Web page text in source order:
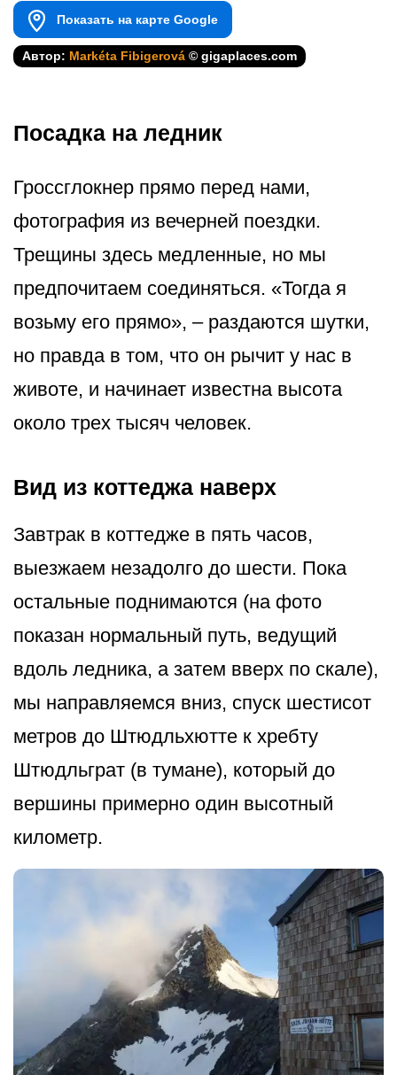
Показать на карте Google
Автор: Markéta Fibigerová © gigaplaces.com
Посадка на ледник
Гроссглокнер прямо перед нами,
фотография из вечерней поездки.
Трещины здесь медленные, но мы
предпочитаем соединяться. «Тогда я
возьму его прямо», – раздаются шутки,
но правда в том, что он рычит у нас в
животе, и начинает известна высота
около трех тысяч человек.
Вид из коттеджа наверх
Завтрак в коттедже в пять часов,
выезжаем незадолго до шести. Пока
остальные поднимаются (на фото
показан нормальный путь, ведущий
вдоль ледника, а затем вверх по скале),
мы направляемся вниз, спуск шестисот
метров до Штюдльхютте к хребту
Штюдльграт (в тумане), который до
вершины примерно один высотный
километр.